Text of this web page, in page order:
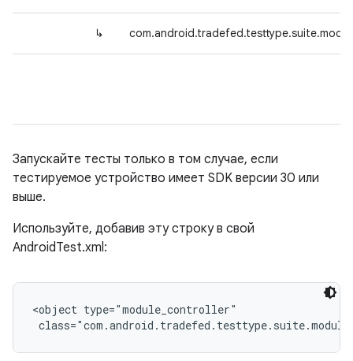
↳
Запускайте тесты только в том случае, если
тестируемое устройство имеет SDK версии 30 или
выше.
Используйте, добавив эту строку в свой
AndroidTest.xml:
<object type="module_controller"